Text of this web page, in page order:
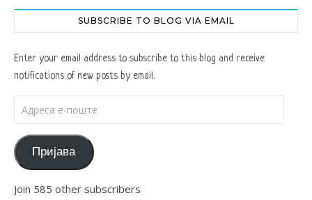
SUBSCRIBE TO BLOG VIA EMAIL
Enter your email address to subscribe to this blog and receive
notifications of new posts by email.
Пријава
Join 585 other subscribers